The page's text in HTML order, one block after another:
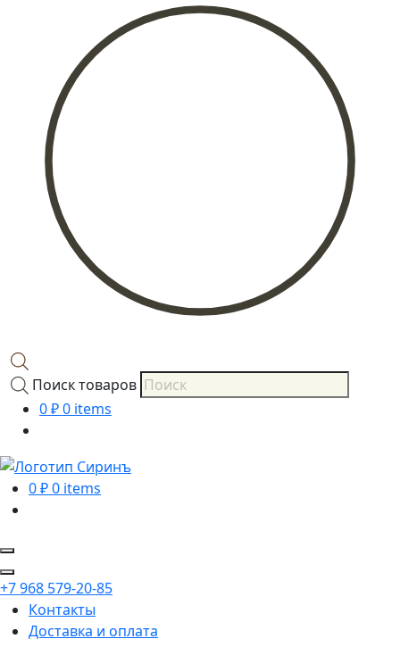
Поиск товаров
0₽0 items
0₽0 items
+7 968 579-20-85
Контакты
Доставка и оплата